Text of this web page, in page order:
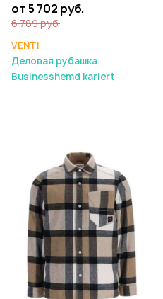
от 5 702 руб.
6 789 руб.
VENTI
Деловая рубашка
Businesshemd kariert